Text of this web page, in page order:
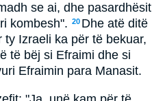
se ai, dhe pasardhësit
kombesh". 20 Dhe atë ditë
Izraeli ka për të bekuar,
të bëj si Efraimi dhe si
Efraimin para Manasit.